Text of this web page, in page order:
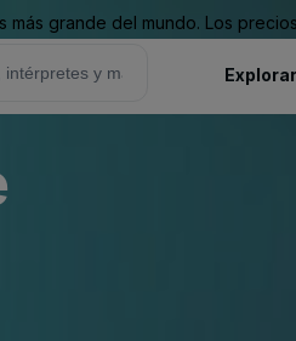
grande del mundo. Los
Explorar